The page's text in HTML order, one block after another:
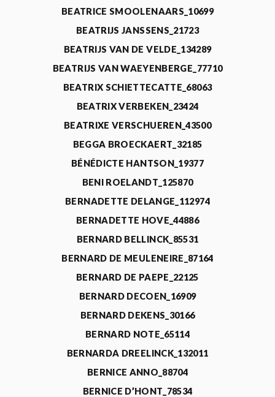
BEATRICE SMOOLENAARS_10699
BEATRIJS JANSSENS_21723
BEATRIJS VAN DE VELDE_134289
BEATRIJS VAN WAEYENBERGE_77710
BEATRIX SCHIETTECATTE_68063
BEATRIX VERBEKEN_23424
BEATRIXE VERSCHUEREN_43500
BEGGA BROECKAERT_32185
BÉNÉDICTE HANTSON_19377
BENI ROELANDT_125870
BERNADETTE DELANGE_112974
BERNADETTE HOVE_44886
BERNARD BELLINCK_85531
BERNARD DE MEULENEIRE_87164
BERNARD DE PAEPE_22125
BERNARD DECOEN_16909
BERNARD DEKENS_30166
BERNARD NOTE_65114
BERNARDA DREELINCK_132011
BERNICE ANNO_88704
BERNICE D’HONT_78534